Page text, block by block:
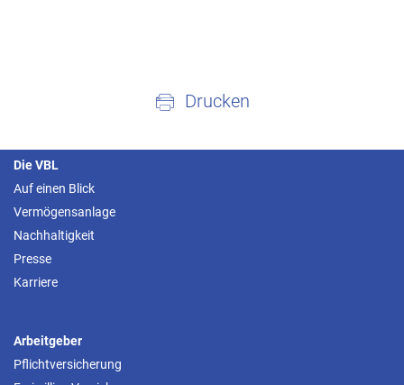
Drucken
Die VBL
Auf einen Blick
Vermögensanlage
Nachhaltigkeit
Presse
Karriere
Arbeitgeber
Pflichtversicherung